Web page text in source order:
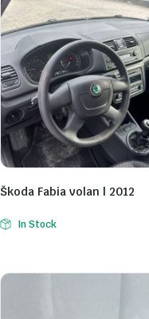
Škoda Fabia volan | 2012
In Stock